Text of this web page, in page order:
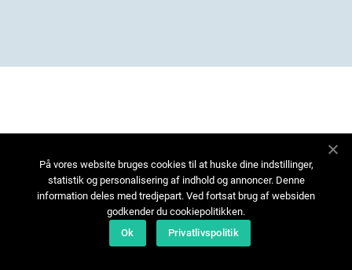
På vores website bruges cookies til at huske dine indstillinger,
statistik og personalisering af indhold og annoncer. Denne
information deles med tredjepart. Ved fortsat brug af websiden
godkender du cookiepolitikken.
Ok
Privatlivspolitik